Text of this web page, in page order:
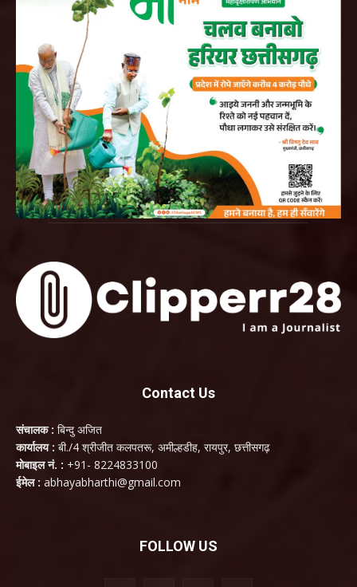
Contact Us
संचालक : बिन्दु अजित
कार्यालय : बी./4 श्रीजीत कलपतरू, अमील्हडीह, रायपुर, छत्तीसगढ़
मोबाइल नं. : +91- 8224833100
ईमेल : abhayabharthi@gmail.com
FOLLOW US